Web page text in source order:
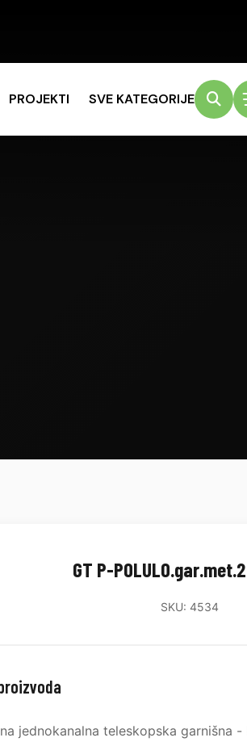
PROJEKTI SVE KATEGORIJE
GT P-
SKU: 4534
jednokanalna teleskopska garnišna